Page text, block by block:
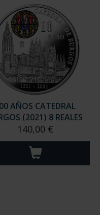
AÑOS CATEDRAL
(2021) 8 REALES
140,00 €